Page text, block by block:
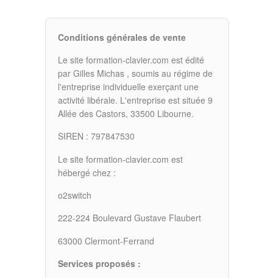
Conditions générales de vente
Le site formation-clavier.com est édité
par Gilles Michas , soumis au régime de
l'entreprise individuelle exerçant une
activité libérale. L'entreprise est située 9
Allée des Castors, 33500 Libourne.
SIREN : 797847530
Le site formation-clavier.com est
hébergé chez :
o2switch
222-224 Boulevard Gustave Flaubert
63000 Clermont-Ferrand
Services proposés :